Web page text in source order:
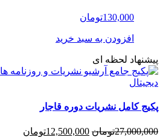
130,000تومان
افزودن به سبد خرید
پیشنهاد لحظه ای
پکیج کامل نشریات دوره قاجار
27,000,000تومان 12,500,000تومان